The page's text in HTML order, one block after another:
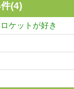
(4)
ケットが好き